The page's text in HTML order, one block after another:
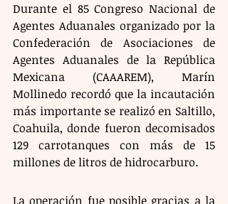
Durante el 85 Congreso Nacional de
Agentes Aduanales organizado por la
Confederación de Asociaciones de
Agentes Aduanales de la República
Mexicana (CAAAREM), Marín
Mollinedo recordó que la incautación
más importante se realizó en Saltillo,
Coahuila, donde fueron decomisados
129 carrotanques con más de 15
millones de litros de hidrocarburo.
La operación fue posible gracias a la